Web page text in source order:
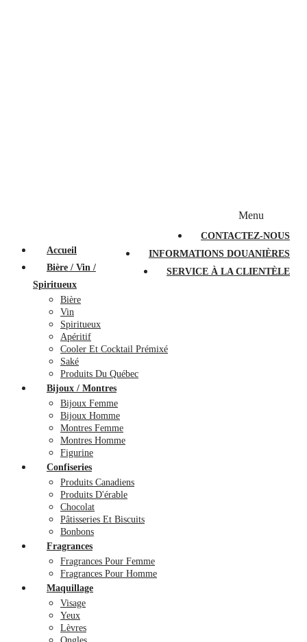
CONTACTEZ-NOUS
INFORMATIONS DOUANIÈRES
SERVICE À LA CLIENTÈLE
Menu
Accueil
Bière / Vin /
Spiritueux
Bière
Vin
Spiritueux
Apéritif
Cooler Et Cocktail Prémixé
Saké
Produits Du Québec
Bijoux / Montres
Bijoux Femme
Bijoux Homme
Montres Femme
Montres Homme
Figurine
Confiseries
Produits Canadiens
Produits D'érable
Chocolat
Pâtisseries Et Biscuits
Bonbons
Fragrances
Fragrances Pour Femme
Fragrances Pour Homme
Maquillage
Visage
Yeux
Lèvres